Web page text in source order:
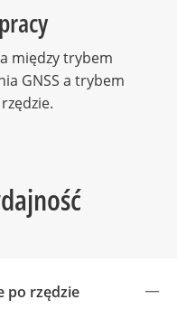
między trybem
GNSS a trybem
po rzędzie